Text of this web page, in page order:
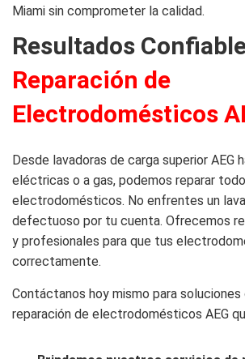
Miami sin comprometer la calidad.
Resultados
Reparación de
Electrodomésticos
Desde lavadoras de carga superior AEG
eléctricas o a gas, podemos reparar
electrodomésticos. No enfrentes un
defectuoso por tu cuenta. Ofrecemos
y profesionales para que tus
correctamente.
Contáctanos hoy mismo para
reparación de electrodomésticos AEG